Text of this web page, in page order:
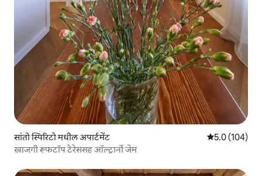
सांतो स्पिरिटो मधील अपार्टमेंट 5 पैकी 5.0
5.0 (104)
खाजगी रूफटॉप टेरेससह ऑल्ट्रार्नो जेम